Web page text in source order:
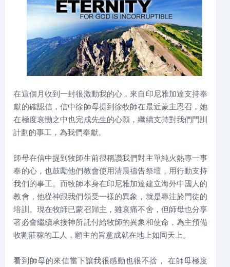
在這個月收到一封很激動我的心，來自印尼雅加達支持奉
獻的確認信，信中徐師母提到徐牧師在最近蒙主恩召，她
在極度哀慟之中也完成先生的心願，繼續支持對我們門訓
計劃的事工，為我們奉獻。
師母在信中提到牧師生前很稱讚我們對主單純火熱專一事
奉的心，也鼓勵他們教會使用清晨禱告祭壇，用行動支持
我們的事工。而牧師本身在印尼雅加達建立海外中國人的
教會，他從神跟我們領受一樣的異象，就是專注於門徒的
培訓。現在牧師已蒙召歸主，雖哀痛不舍，但師母也分享
著必會繼續承接神所託付給牧師的異象和使命，為主預備
收割莊稼的工人，願主的旨意成就在地上如同天上。
看到師母的來信當下讓我很感動也很不捨， 在師母極度